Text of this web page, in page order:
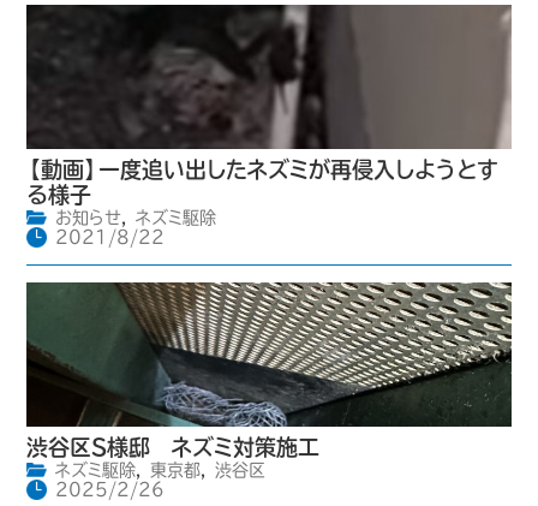
【動画】一度追い出したネズミが再侵入しようとす
る様子
お知らせ,
ネズミ駆除
2021/8/22
渋谷区S様邸 ネズミ対策施工
ネズミ駆除, 東京都,
渋谷区
2025/2/26